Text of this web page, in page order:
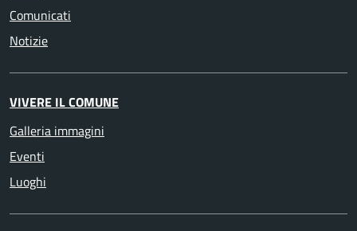
Comunicati
Notizie
VIVERE IL COMUNE
Galleria immagini
Eventi
Luoghi